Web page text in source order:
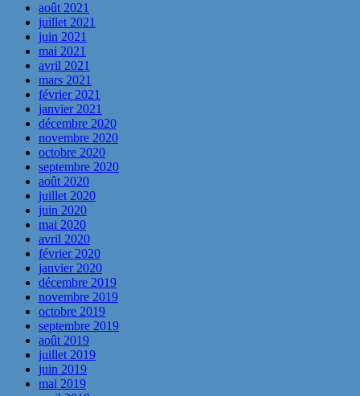
août 2021
juillet 2021
juin 2021
mai 2021
avril 2021
mars 2021
février 2021
janvier 2021
décembre 2020
novembre 2020
octobre 2020
septembre 2020
août 2020
juillet 2020
juin 2020
mai 2020
avril 2020
février 2020
janvier 2020
décembre 2019
novembre 2019
octobre 2019
septembre 2019
août 2019
juillet 2019
juin 2019
mai 2019